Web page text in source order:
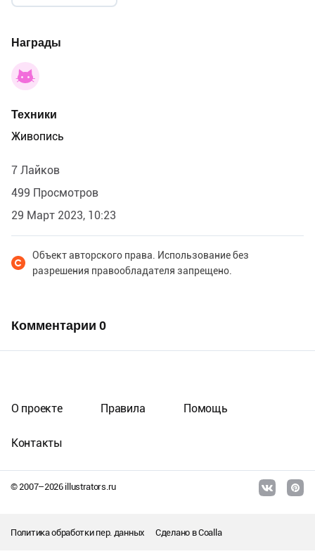
Награды
Техники
Живопись
7 Лайков
499 Просмотров
29 Март 2023, 10:23
Объект авторского права. Использование без
разрешения правообладателя запрещено.
Комментарии 0
© 2007–2026illustrators.ru
О проекте Правила Помощь
Контакты
Политика обработки пер. данных Сделано вCoalla